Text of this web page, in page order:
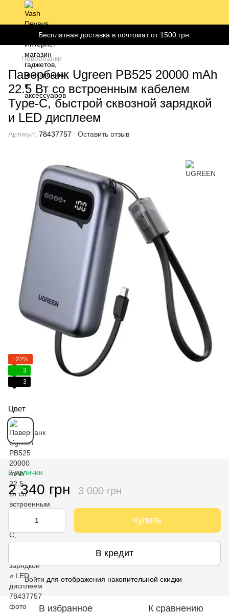
Бесплатная доставка в почтомат от 1500 грн.
Повербанки
Павербанк Ugreen PB525 20000 mAh
22.5 Вт со встроенным кабелем
Type-C, быстрой сквозной зарядкой
и LED дисплеем
Артикул: 78437757 Оставить отзыв
−22%
3
3
Цвет
В наличии
2 340 грн 3 000 грн
Купить
В кредит
% Войти для отображения накопительной скидки
В избранное К сравнению